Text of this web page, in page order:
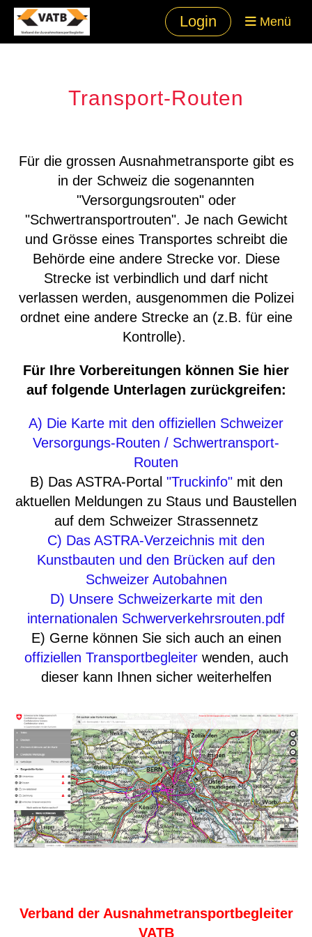
Login Menü
Transport-Routen
Für die grossen Ausnahmetransporte gibt es
in der Schweiz die sogenannten
"Versorgungsrouten" oder
"Schwertransportrouten". Je nach Gewicht
und Grösse eines Transportes schreibt die
Behörde eine andere Strecke vor. Diese
Strecke ist verbindlich und darf nicht
verlassen werden, ausgenommen die Polizei
ordnet eine andere Strecke an (z.B. für eine
Kontrolle).
Für Ihre Vorbereitungen können Sie hier
auf folgende Unterlagen zurückgreifen:
A) Die Karte mit den offiziellen Schweizer
Versorgungs-Routen / Schwertransport-
Routen
B) Das ASTRA-Portal "Truckinfo"mit den
aktuellen Meldungen zu Staus und Baustellen
auf dem Schweizer Strassennetz
C) Das ASTRA-Verzeichnis mit den
Kunstbauten und den Brücken auf den
Schweizer Autobahnen
D) Unsere Schweizerkarte mit den
internationalen Schwerverkehrsrouten.pdf
E) Gerne können Sie sich auch an einen
offiziellen Transportbegleiterwenden, auch
dieser kann Ihnen sicher weiterhelfen
Verband der Ausnahmetransportbegleiter
VATB